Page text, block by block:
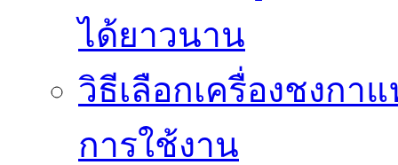
ได้ยาวนาน
วิธีเลือกเครื่องชงกา
การใช้งาน